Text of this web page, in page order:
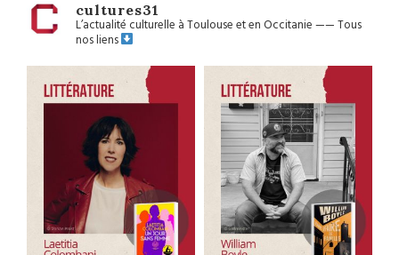
cultures31
L’actualité culturelle à Toulouse et en Occitanie——Tous
nos liens